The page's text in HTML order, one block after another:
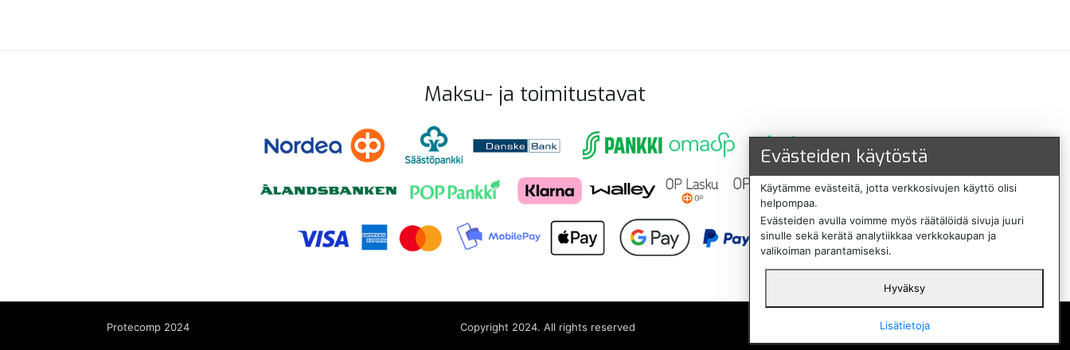
Maksu- ja toimitustavat
Protecomp 2024 Copyright 2024. All rights reserved
Svenska
Evästeiden käytöstä
Käytämme evästeitä, jotta verkkosivujen käyttö olisi
helpompaa.
Evästeiden avulla voimme myös räätälöidä sivuja juuri
sinulle sekä kerätä analytiikkaa verkkokaupan ja
valikoiman parantamiseksi.
Hyväksy
Lisätietoja